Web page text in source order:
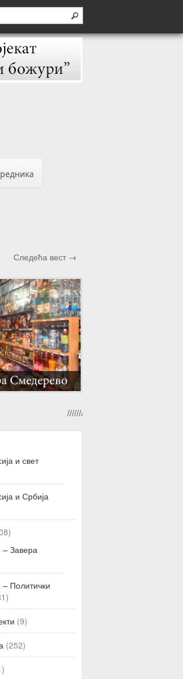
Следећа вест →
и свет
и Србија
– Завера
Политички
(9)
(252)